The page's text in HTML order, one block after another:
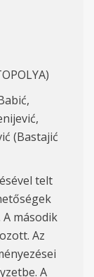
(Bastajić
telt
második
Az
A